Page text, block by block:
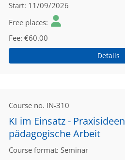
Start 11/09/2026
Free places
Fee €60.00
Details
Course no. IN-310
KI im Einsatz -
pädagogische Arbeit
Course format Seminar